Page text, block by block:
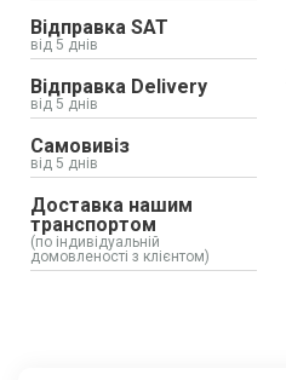
Відправка SAT
від 5 днів
Відправка Delivery
від 5 днів
Самовивіз
від 5 днів
Доставка нашим
транспортом
(по індивідуальній
домовленості з клієнтом)